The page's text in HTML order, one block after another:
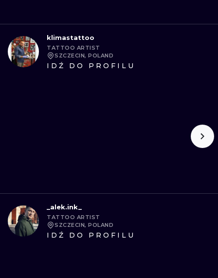
klimastattoo
TATTOO ARTIST
SZCZECIN, POLAND
IDŹ DO PROFILU
_alek.ink_
TATTOO ARTIST
SZCZECIN, POLAND
IDŹ DO PROFILU